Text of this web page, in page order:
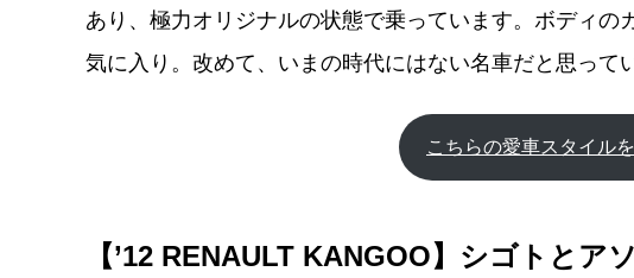
あり、極力オリジナルの状態で乗っています。ボディ
気に入り。改めて、いまの時代にはない名車だと思って
こちらの愛車スタイル
【’12 RENAULT KANGOO】シゴトと